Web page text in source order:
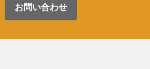
お問い合わせ